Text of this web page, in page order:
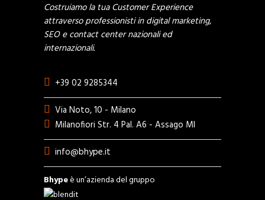
Costruiamo la tua Customer Experience
attraverso professionisti in digital marketing,
SEO e contact center nazionali ed
internazionali.
+39 02 9285344
Via Noto, 10 - Milano
Milanofiori Str. 4 Pal. A6 - Assago MI
info@bhype.it
Bhypeè un’azienda del gruppo